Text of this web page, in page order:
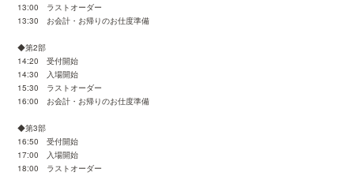
13:00 ラストオーダー
13:30 お会計・お帰りのお仕度準備
◆第2部
14:20 受付開始
14:30 入場開始
15:30 ラストオーダー
16:00 お会計・お帰りのお仕度準備
◆第3部
16:50 受付開始
17:00 入場開始
18:00 ラストオーダー